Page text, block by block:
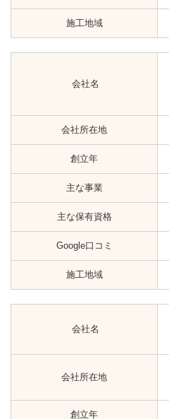
施工地域
会社名
会社所在地
創立年
主な事業
主な保有資格
Google口コミ
施工地域
会社名
会社所在地
創立年